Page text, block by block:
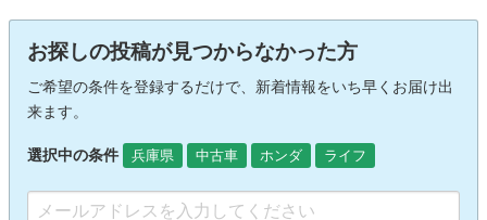
お探しの投稿が見つからなかった方
ご希望の条件を登録するだけで、新着情報をいち早くお届け出
来ます。
選択中の条件 兵庫県 中古車 ホンダ ライフ